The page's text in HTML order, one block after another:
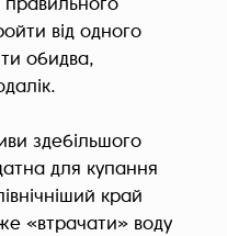
правильного
від одного
обидва,
здебільшого
для купання
край
«втрачати» воду